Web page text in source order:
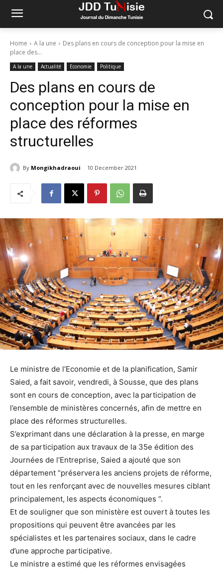
Home A la une
Des plans en cours de conception pour la mise en
place des...
A la une Actualité Economie Politique
Des plans en cours de
conception pour la mise en
place des réformes
structurelles
By Mongikhadraoui 10 December 2021
Le ministre de l’Economie et de la planification, Samir
Saied, a fait savoir, vendredi, à Sousse, que des plans
sont en cours de conception, avec la participation de
l’ensemble de ministères concernés, afin de mettre en
place des réformes structurelles.
S’exprimant dans une déclaration à la presse, en marge
de sa participation aux travaux de la 35e édition des
Journées de l’Entreprise, Saied a ajouté que son
département “préservera les anciens projets de réforme,
tout en les renforçant avec de nouvelles mesures ciblant
principalement, les aspects économiques “.
Et de souligner que son ministère est ouvert à toutes les
propositions qui peuvent être avancées par les
spécialistes et les partenaires sociaux, dans le cadre
d’une approche participative.
Le ministre a estimé que les réformes envisagées